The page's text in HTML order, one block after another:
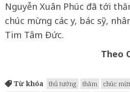
Nguyễn Xuân Phúc đã tới
chúc mừng các y, bác sỹ,
Tim Tâm Đức.
Theo
Từ khóa thủ tướng thăm chúc